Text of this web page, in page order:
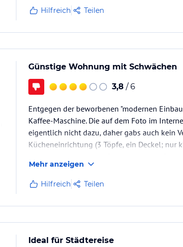
Hilfreich Teilen
Günstige Wohnung mit Schwächen
3,8 / 6
Entgegen der beworbenen "modernen
Kaffee-Maschine. Die auf dem Foto im
eigentlich nicht dazu, daher gabs auch kein
Kücheneinrichtung (3 Töpfe, ein Deckel; nur
Mehr anzeigen
Hilfreich Teilen
Ideal für Städtereise